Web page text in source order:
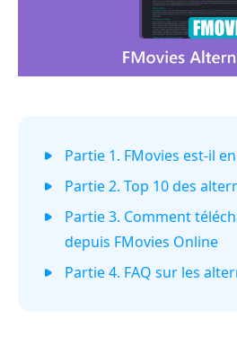
Partie 1. FMovies est-il
Partie 2. Top 10 des
Partie 3. Comment
depuis FMovies Online
Partie 4. FAQ sur les